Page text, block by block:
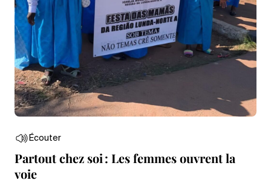
Écouter
Partout chez soi : Les femmes ouvrent la
voie